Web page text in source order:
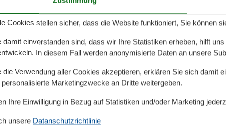
sich 4 moderne, gemütliche Ferienwohnungen (41-51
Massivholzmöbeln ausgestattet.Alle Wohnungen
sich 2 weitere moderne, gemütliche Ferienwohnungen
und sind sehr komfortabel und auch mit
und haben ebenfalls schönen Blick ins Grüne.
eigenen Garten.
2017,befindet sich im angrenzenten Reiterhof. Die
(50-80 m²) besitzen alle Fussbodenheizung und
auf die Pferdekoppel. Alle Wohnungen sind sehr
Cookies stellen sicher, dass die Website funktioniert, Sie können
damit einverstanden sind, dass wir Ihre Statistiken erheben, hilft
In diesem Fall werden anonymisierte Daten an unsere
die Verwendung aller Cookies akzeptieren, erklären Sie sich damit
personalisierte Marketingzwecke an Dritte weitergeben.
Ihre Einwilligung in Bezug auf Statistiken und/oder Marketing
unsere Datanschutzrichtlinie